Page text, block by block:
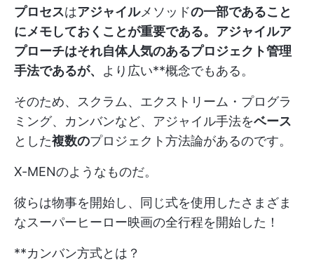
プロセスはアジャイルメソッドの一部であること
にメモしておくことが重要である。アジャイルア
プローチはそれ自体人気のあるプロジェクト管理
手法であるが、 より広い**概念でもある。
そのため、スクラム、エクストリーム・プログラ
ミング、カンバンなど、アジャイル手法をベース
とした複数のプロジェクト方法論があるのです。
X-MENのようなものだ。
彼らは物事を開始し、同じ式を使用したさまざま
なスーパーヒーロー映画の全行程を開始した！
**カンバン方式とは？